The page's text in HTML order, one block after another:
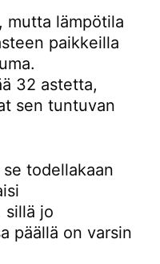
mutta lämpötila
paikkeilla
32 astetta,
sen tuntuvan
todellakaan
sillä jo
päällä on varsin